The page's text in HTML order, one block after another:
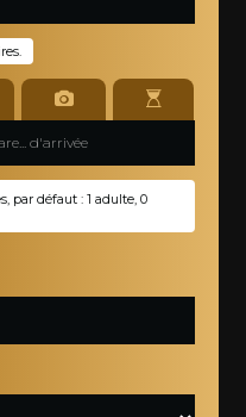
par défaut : 1 adulte, 0